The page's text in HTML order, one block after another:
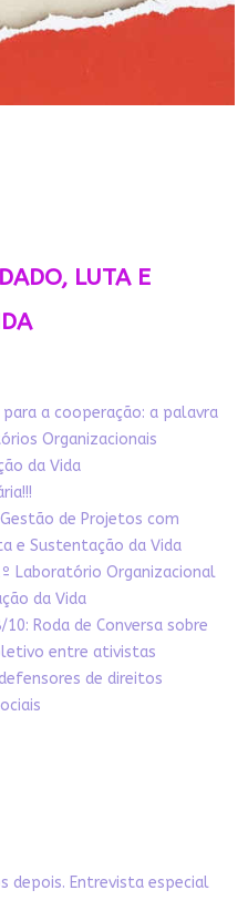
LUTA E
a cooperação: a palavra
Organizacionais
da Vida
de Projetos com
e Sustentação da Vida
Laboratório Organizacional
da Vida
Roda de Conversa sobre
entre ativistas
de direitos
depois. Entrevista especial